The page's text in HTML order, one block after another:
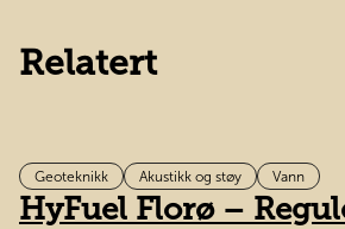
Relatert
Geoteknikk Akustikk og støy Vann
HyFuel Florø –